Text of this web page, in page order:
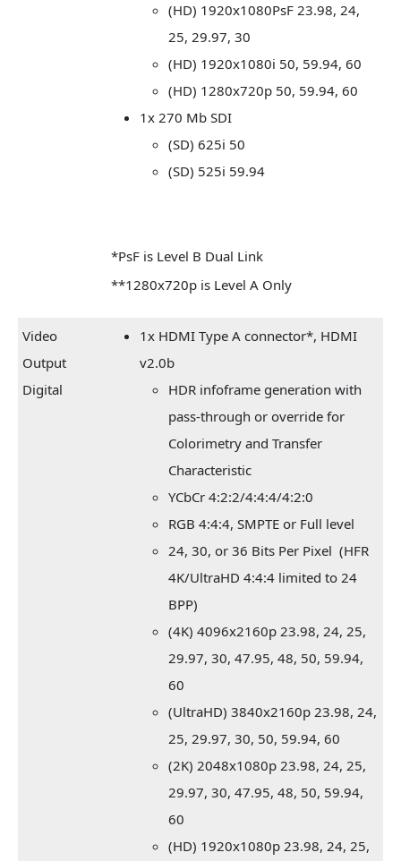
(HD) 1920x1080PsF 23.98, 24,
25, 29.97, 30
(HD) 1920x1080i 50, 59.94, 60
(HD) 1280x720p 50, 59.94, 60
1x 270 Mb SDI
(SD) 625i 50
(SD) 525i 59.94
*PsF is Level B Dual Link
**1280x720p is Level A Only
Video
Output
Digital
1x HDMI Type A connector*, HDMI
v2.0b
HDR infoframe generation with
pass-through or override for
Colorimetry and Transfer
Characteristic
YCbCr 4:2:2/4:4:4/4:2:0
RGB 4:4:4, SMPTE or Full level
24, 30, or 36 Bits Per Pixel (HFR
4K/UltraHD 4:4:4 limited to 24
BPP)
(4K) 4096x2160p 23.98, 24, 25,
29.97, 30, 47.95, 48, 50, 59.94,
60
(UltraHD) 3840x2160p 23.98, 24,
25, 29.97, 30, 50, 59.94, 60
(2K) 2048x1080p 23.98, 24, 25,
29.97, 30, 47.95, 48, 50, 59.94,
60
(HD) 1920x1080p 23.98, 24, 25,